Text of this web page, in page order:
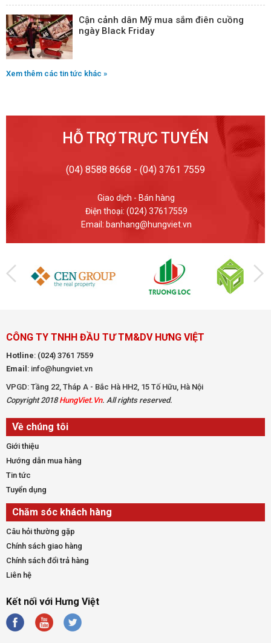
Cận cảnh dân Mỹ mua sắm điên cuồng
ngày Black Friday
Xem thêm các tin tức khác »
HỖ TRỢ TRỰC TUYẾN
(04) 8588 8668 - (04) 3761 7559
Giao dịch - Bán hàng
Điện thoại: (024) 37617559
Email: banhang@hungviet.vn
CÔNG TY TNHH ĐẦU TƯ TM&DV HƯNG VIỆT
Hotline: (024) 3761 7559
Email : info@hungviet.vn
VPGD: Tầng 22, Tháp A - Bắc Hà HH2, 15 Tố Hữu, Hà Nội
Copyright 2018HungViet.Vn. All rights reserved.
Về chúng tôi
Giới thiệu
Hướng dẫn mua hàng
Tin tức
Tuyển dụng
Chăm sóc khách hàng
Câu hỏi thường gặp
Chính sách giao hàng
Chính sách đổi trả hàng
Liên hệ
Kết nối với Hưng Việt